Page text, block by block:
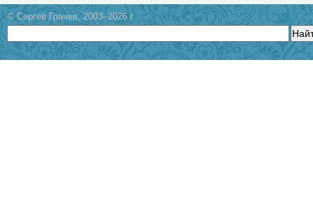
© Сергей Грачев, 2003–2026 г.